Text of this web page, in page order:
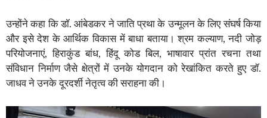
उन्होंने कहा कि डॉ. आंबेडकर ने जाति प्रथा के उन्मूलन के लिए संघर्ष किया
और इसे देश के आर्थिक विकास में बाधा बताया। श्रम कल्याण, नदी जोड़
परियोजनाएं, हिराकुंड बांध, हिंदू कोड बिल, भाषावार प्रांत रचना तथा
संविधान निर्माण जैसे क्षेत्रों में उनके योगदान को रेखांकित करते हुए डॉ.
जाधव ने उनके दूरदर्शी नेतृत्व की सराहना की।